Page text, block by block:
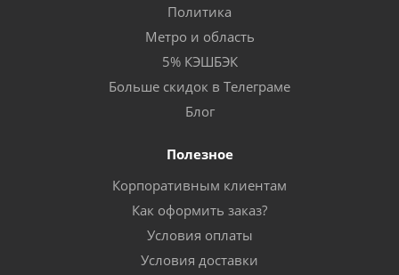
Политика
Метро и область
5% КЭШБЭК
Больше скидок в Телеграме
Блог
Полезное
Корпоративным клиентам
Как оформить заказ?
Условия оплаты
Условия доставки